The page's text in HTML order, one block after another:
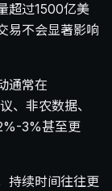
超过1500亿美
易不会显著影响
通常在
、非农数据、
3%甚至更
持续时间往往更